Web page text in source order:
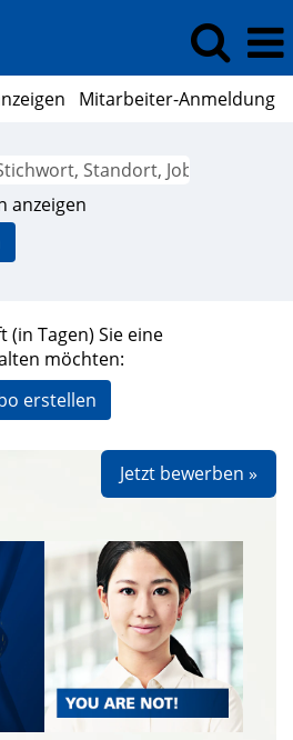
Mitarbeiter-Anmeldung
anzeigen
(in Tagen) Sie eine
möchten:
erstellen
Jetzt bewerben »